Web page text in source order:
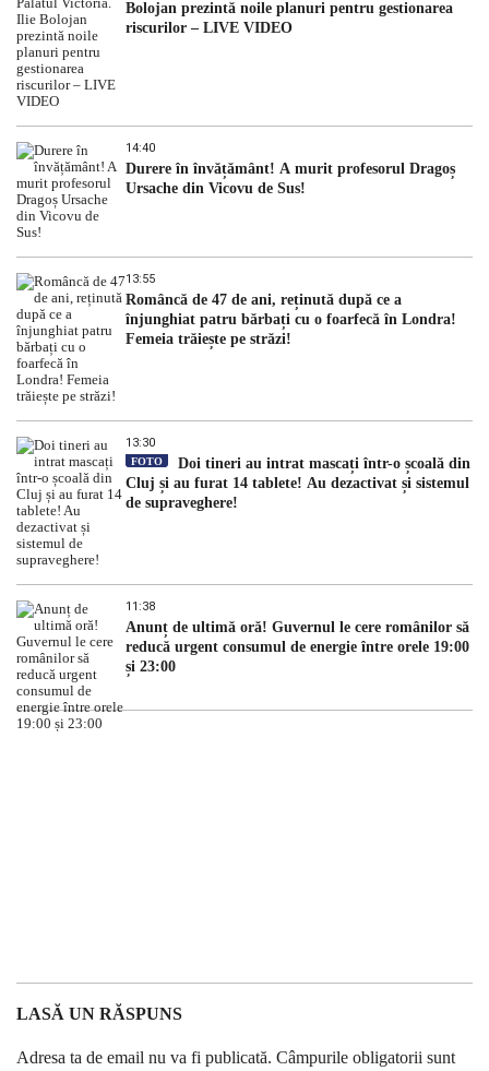
Bolojan prezintă noile planuri pentru gestionarea
riscurilor – LIVE VIDEO
14:40
Durere în învățământ! A murit profesorul Dragoș
Ursache din Vicovu de Sus!
13:55
Româncă de 47 de ani, reținută după ce a
înjunghiat patru bărbați cu o foarfecă în Londra!
Femeia trăiește pe străzi!
13:30
FOTO
Doi tineri au intrat mascați într-o școală din
Cluj și au furat 14 tablete! Au dezactivat și sistemul
de supraveghere!
11:38
Anunț de ultimă oră! Guvernul le cere românilor să
reducă urgent consumul de energie între orele 19:00
și 23:00
LASĂ UN RĂSPUNS
Adresa ta de email nu va fi publicată. Câmpurile obligatorii sunt